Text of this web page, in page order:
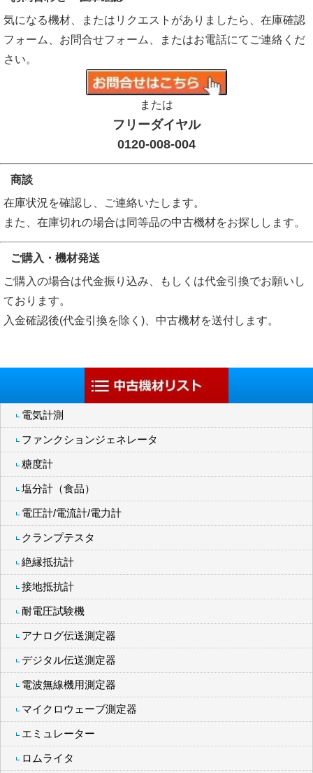
気になる機材、またはリクエストがありましたら、在庫確認
フォーム、お問合せフォーム、またはお電話にてご連絡くだ
さい。
または
フリーダイヤル
0120-008-004
商談
在庫状況を確認し、ご連絡いたします。
また、在庫切れの場合は同等品の中古機材をお探しします。
ご購入・機材発送
ご購入の場合は代金振り込み、もしくは代金引換でお願いし
ております。
入金確認後(代金引換を除く)、中古機材を送付します。
電気計測
ファンクションジェネレータ
糖度計
塩分計（食品）
電圧計/電流計/電力計
クランプテスタ
絶縁抵抗計
接地抵抗計
耐電圧試験機
アナログ伝送測定器
デジタル伝送測定器
電波無線機用測定器
マイクロウェーブ測定器
エミュレーター
ロムライタ